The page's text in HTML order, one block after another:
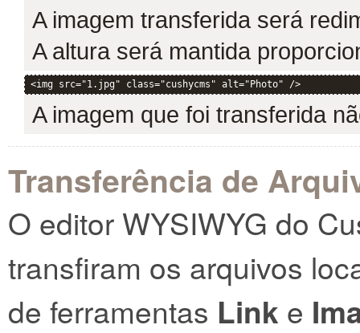
A imagem transferida será
A altura será mantida
<img src="1.jpg" class="cushycms" alt="Photo" />
A imagem que foi transferida
Transferência de
O editor WYSIWYG do
transfiram os arquivos
de ferramentas Link e